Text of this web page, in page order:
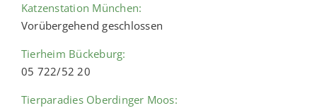
Katzenstation München:
Vorübergehend geschlossen
Tierheim Bückeburg:
05 722/52 20
Tierparadies Oberdinger Moos: